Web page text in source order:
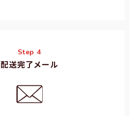
Step 4
配送完了メール